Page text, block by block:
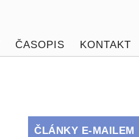
ČASOPIS KONTAKT
ČLÁNKY E-MAILEM